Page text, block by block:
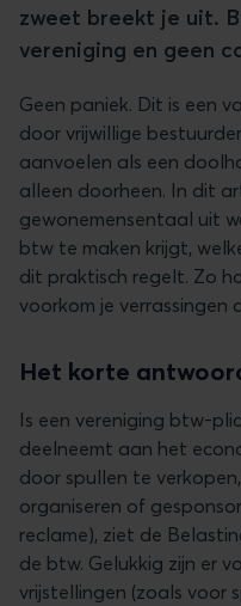
zweet breekt je uit.
vereniging en geen
Geen paniek. Dit is een
door vrijwillige
aanvoelen als een
alleen doorheen. In dit
gewonemensentaal uit
btw te maken krijgt,
dit praktisch regelt. Zo
voorkom je verrassingen
Het korte
Is een vereniging btw-
deelneemt aan het
door spullen te
organiseren of
reclame), ziet de
de btw. Gelukkig zijn er
vrijstellingen (zoals voor